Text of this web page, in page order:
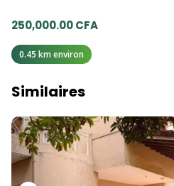
250,000.00 CFA
0.45 km environ
Similaires